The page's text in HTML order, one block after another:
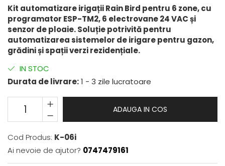
Kit automatizare irigații Rain Bird pentru 6 zone, cu
programator ESP-TM2, 6 electrovane 24 VAC și
senzor de ploaie. Soluție potrivită pentru
automatizarea sistemelor de irigare pentru gazon,
grădini și spații verzi rezidențiale.
IN STOC
Durata de livrare:1 - 3 zile lucratoare
ADAUGA IN COS
Cod Produs: K-06i
Ai nevoie de ajutor? 0747479161